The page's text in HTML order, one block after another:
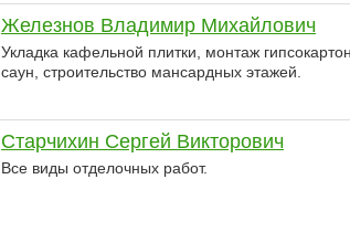
Железнов Владимир Михайлович
Укладка кафельной плитки, монтаж
саун, строительство мансардных этажей.
Старчихин Сергей Викторович
Все виды отделочных работ.